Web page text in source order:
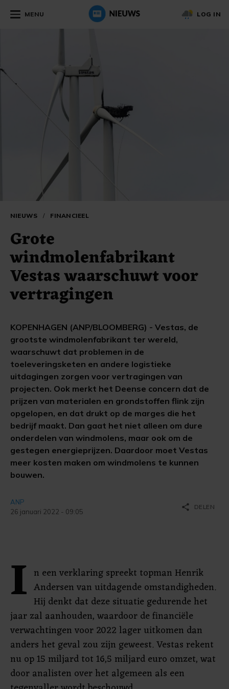
MENU LOG IN
NIEUWS / FINANCIEEL
Grote
windmolenfabrikant
Vestas waarschuwt voor
vertragingen
KOPENHAGEN (ANP/BLOOMBERG) - Vestas, de
grootste windmolenfabrikant ter wereld,
waarschuwt dat problemen in de
toeleveringsketen en andere logistieke
uitdagingen zorgen voor vertragingen van
projecten. Ook merkt het Deense concern dat de
prijzen van materialen en grondstoffen flink zijn
opgelopen, en dat drukt op de marges die het
bedrijf maakt. Dan gaat het niet alleen om dure
onderdelen van windmolens, maar ook om de
gestegen energieprijzen. Daardoor moet Vestas
meer kosten maken om windmolens te kunnen
bouwen.
ANP
26 januari 2022 - 09:05
share DELEN
I n een verklaring spreekt topman Henrik
Andersen van uitdagende omstandigheden.
Hij denkt dat deze situatie gedurende het
jaar zal aanhouden, waardoor de financiële
verwachtingen voor 2022 lager uitkomen dan
anders het geval zou zijn geweest. Vestas rekent
nu op 15 miljard tot 16,5 miljard euro omzet, wat
door analisten over het algemeen als een